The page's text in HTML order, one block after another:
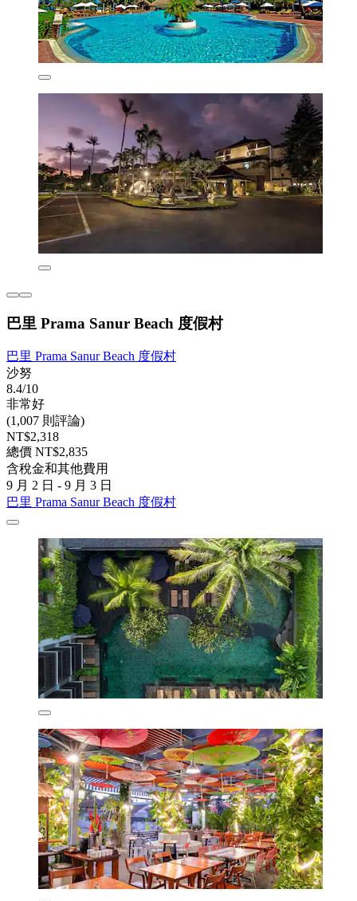
巴里 Prama Sanur Beach 度假村
巴里 Prama Sanur Beach 度假村
沙努
8.4/10
非常好
(1,007 則評論)
NT$2,318
總價 NT$2,835
含稅金和其他費用
9 月 2 日 - 9 月 3 日
巴里 Prama Sanur Beach 度假村